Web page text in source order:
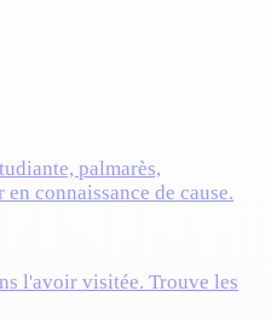
palmarès,
connaissance de cause.
l'avoir visitée. Trouve les